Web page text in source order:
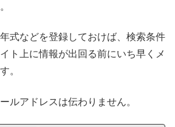
式などを登録しておけば、検索条件
ト上に情報が出回る前にいち早くメ
。
ルアドレスは伝わりません。